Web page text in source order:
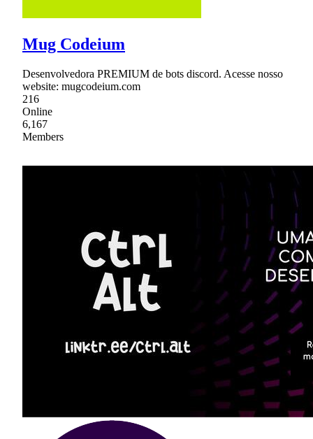
Mug Codeium
Desenvolvedora PREMIUM de bots discord. Acesse nosso
website: mugcodeium.com
216
Online
6,167
Members